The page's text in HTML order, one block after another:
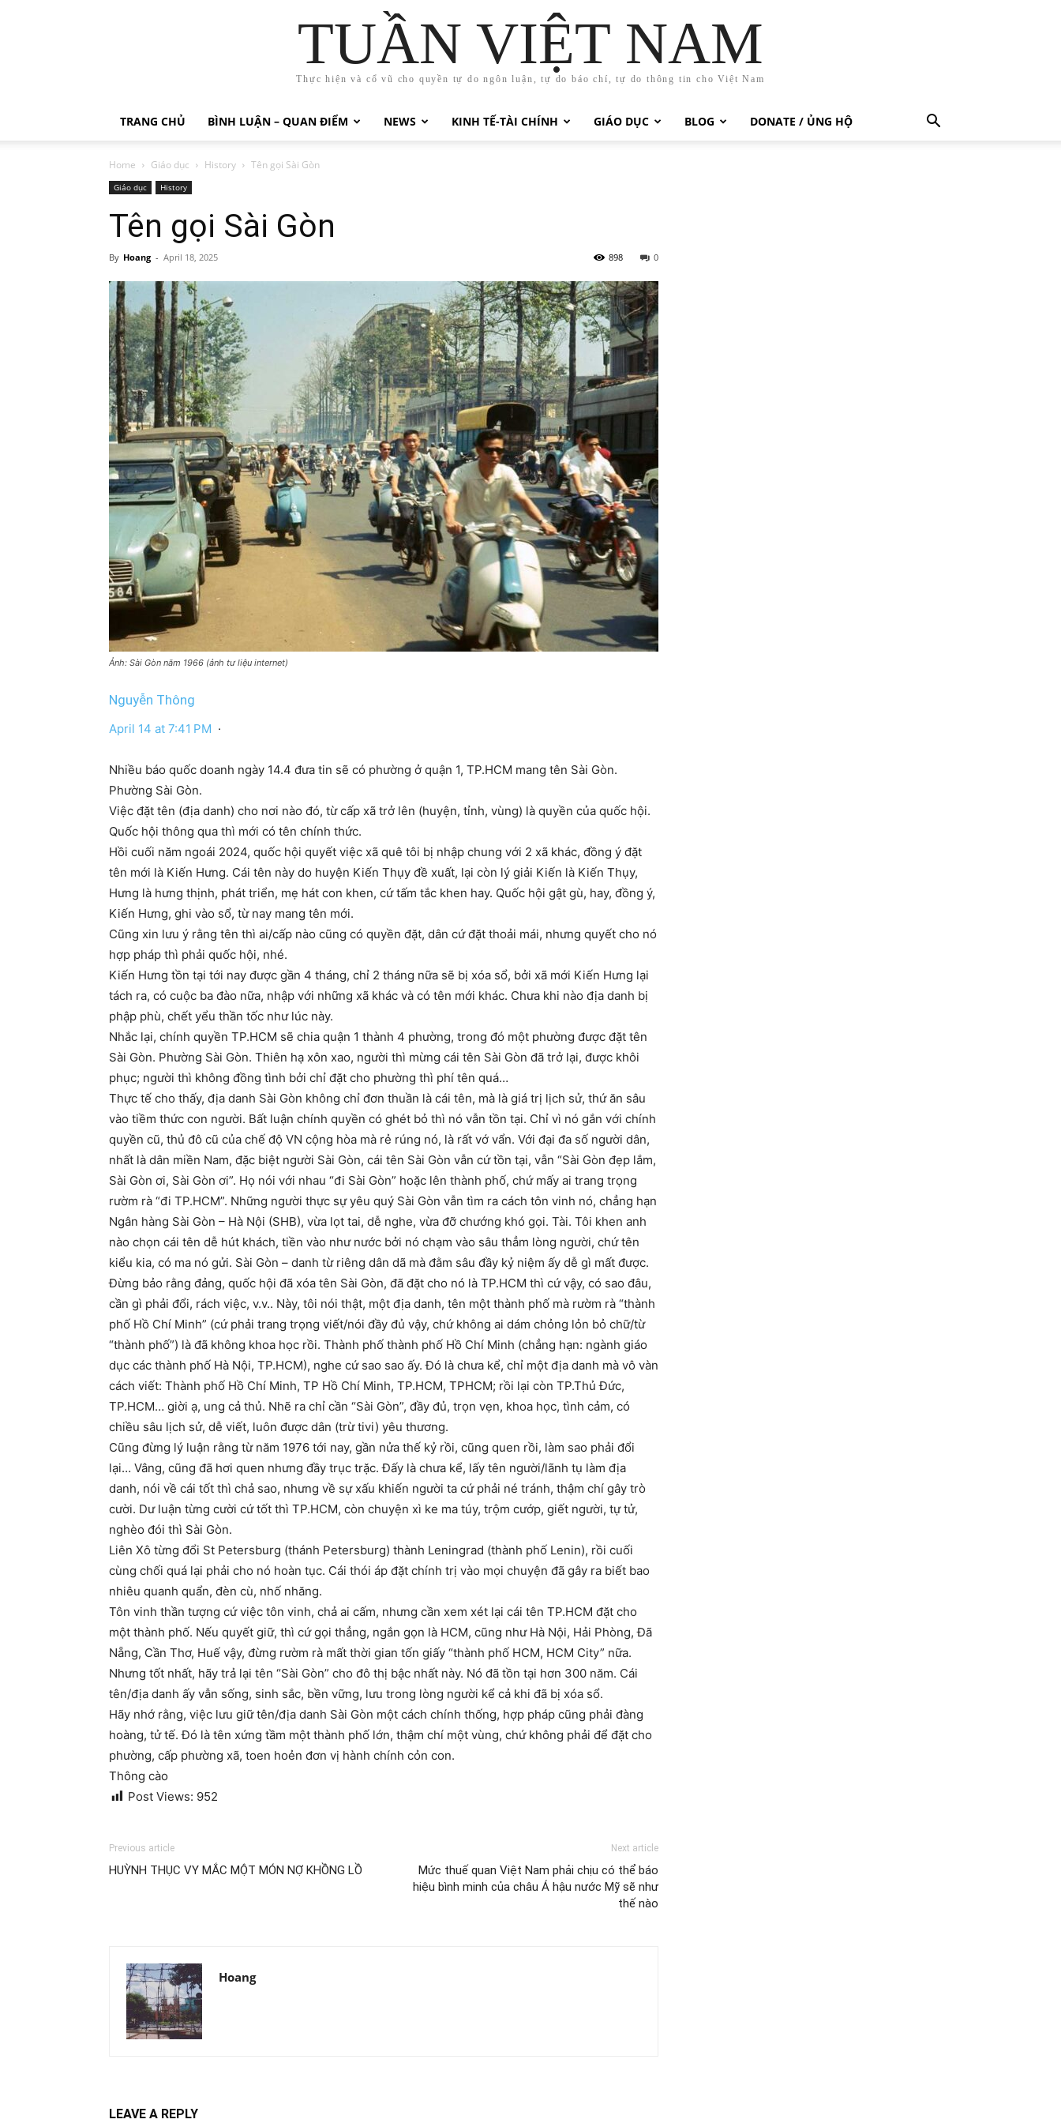
TUẦN VIỆT NAM
Thực hiện và cổ vũ cho quyền tự do ngôn luận, tự do báo chí, tự do thông tin cho Việt Nam
TRANG CHỦ BÌNH LUẬN – QUAN ĐIỂM NEWS KINH TẾ-TÀI CHÍNH GIÁO DỤC BLOG DONATE / ỦNG HỘ
Home Giáo dục History Tên gọi Sài Gòn
Giáo dục History
Tên gọi Sài Gòn
By Hoang - April 18, 2025 0
898
Ảnh: Sài Gòn năm 1966 (ảnh tư liệu internet)
Nguyễn Thông
April 14 at 7:41 PM ·
Nhiều báo quốc doanh ngày 14.4 đưa tin sẽ có phường ở quận 1, TP.HCM mang tên Sài Gòn.
Phường Sài Gòn.
Việc đặt tên (địa danh) cho nơi nào đó, từ cấp xã trở lên (huyện, tỉnh, vùng) là quyền của quốc hội.
Quốc hội thông qua thì mới có tên chính thức.
Hồi cuối năm ngoái 2024, quốc hội quyết việc xã quê tôi bị nhập chung với 2 xã khác, đồng ý đặt
tên mới là Kiến Hưng. Cái tên này do huyện Kiến Thụy đề xuất, lại còn lý giải Kiến là Kiến Thụy,
Hưng là hưng thịnh, phát triển, mẹ hát con khen, cứ tấm tắc khen hay. Quốc hội gật gù, hay, đồng ý,
Kiến Hưng, ghi vào sổ, từ nay mang tên mới.
Cũng xin lưu ý rằng tên thì ai/cấp nào cũng có quyền đặt, dân cứ đặt thoải mái, nhưng quyết cho nó
hợp pháp thì phải quốc hội, nhé.
Kiến Hưng tồn tại tới nay được gần 4 tháng, chỉ 2 tháng nữa sẽ bị xóa sổ, bởi xã mới Kiến Hưng lại
tách ra, có cuộc ba đào nữa, nhập với những xã khác và có tên mới khác. Chưa khi nào địa danh bị
phập phù, chết yểu thần tốc như lúc này.
Nhắc lại, chính quyền TP.HCM sẽ chia quận 1 thành 4 phường, trong đó một phường được đặt tên
Sài Gòn. Phường Sài Gòn. Thiên hạ xôn xao, người thì mừng cái tên Sài Gòn đã trở lại, được khôi
phục; người thì không đồng tình bởi chỉ đặt cho phường thì phí tên quá…
Thực tế cho thấy, địa danh Sài Gòn không chỉ đơn thuần là cái tên, mà là giá trị lịch sử, thứ ăn sâu
vào tiềm thức con người. Bất luận chính quyền có ghét bỏ thì nó vẫn tồn tại. Chỉ vì nó gắn với chính
quyền cũ, thủ đô cũ của chế độ VN cộng hòa mà rẻ rúng nó, là rất vớ vẩn. Với đại đa số người dân,
nhất là dân miền Nam, đặc biệt người Sài Gòn, cái tên Sài Gòn vẫn cứ tồn tại, vẫn “Sài Gòn đẹp lắm,
Sài Gòn ơi, Sài Gòn ơi”. Họ nói với nhau “đi Sài Gòn” hoặc lên thành phố, chứ mấy ai trang trọng
rườm rà “đi TP.HCM”. Những người thực sự yêu quý Sài Gòn vẫn tìm ra cách tôn vinh nó, chẳng hạn
Ngân hàng Sài Gòn – Hà Nội (SHB), vừa lọt tai, dễ nghe, vừa đỡ chướng khó gọi. Tài. Tôi khen anh
nào chọn cái tên dễ hút khách, tiền vào như nước bởi nó chạm vào sâu thẳm lòng người, chứ tên
kiểu kia, có ma nó gửi. Sài Gòn – danh từ riêng dân dã mà đằm sâu đầy kỷ niệm ấy dễ gì mất được.
Đừng bảo rằng đảng, quốc hội đã xóa tên Sài Gòn, đã đặt cho nó là TP.HCM thì cứ vậy, có sao đâu,
cần gì phải đổi, rách việc, v.v.. Này, tôi nói thật, một địa danh, tên một thành phố mà rườm rà “thành
phố Hồ Chí Minh” (cứ phải trang trọng viết/nói đầy đủ vậy, chứ không ai dám chỏng lỏn bỏ chữ/từ
“thành phố”) là đã không khoa học rồi. Thành phố thành phố Hồ Chí Minh (chẳng hạn: ngành giáo
dục các thành phố Hà Nội, TP.HCM), nghe cứ sao sao ấy. Đó là chưa kể, chỉ một địa danh mà vô vàn
cách viết: Thành phố Hồ Chí Minh, TP Hồ Chí Minh, TP.HCM, TPHCM; rồi lại còn TP.Thủ Đức,
TP.HCM… giời ạ, ung cả thủ. Nhẽ ra chỉ cần “Sài Gòn”, đầy đủ, trọn vẹn, khoa học, tình cảm, có
chiều sâu lịch sử, dễ viết, luôn được dân (trừ tivi) yêu thương.
Cũng đừng lý luận rằng từ năm 1976 tới nay, gần nửa thế kỷ rồi, cũng quen rồi, làm sao phải đổi
lại… Vâng, cũng đã hơi quen nhưng đầy trục trặc. Đấy là chưa kể, lấy tên người/lãnh tụ làm địa
danh, nói về cái tốt thì chả sao, nhưng về sự xấu khiến người ta cứ phải né tránh, thậm chí gây trò
cười. Dư luận từng cười cứ tốt thì TP.HCM, còn chuyện xì ke ma túy, trộm cướp, giết người, tự tử,
nghèo đói thì Sài Gòn.
Liên Xô từng đổi St Petersburg (thánh Petersburg) thành Leningrad (thành phố Lenin), rồi cuối
cùng chối quá lại phải cho nó hoàn tục. Cái thói áp đặt chính trị vào mọi chuyện đã gây ra biết bao
nhiêu quanh quẩn, đèn cù, nhố nhăng.
Tôn vinh thần tượng cứ việc tôn vinh, chả ai cấm, nhưng cần xem xét lại cái tên TP.HCM đặt cho
một thành phố. Nếu quyết giữ, thì cứ gọi thẳng, ngắn gọn là HCM, cũng như Hà Nội, Hải Phòng, Đã
Nẵng, Cần Thơ, Huế vậy, đừng rườm rà mất thời gian tốn giấy “thành phố HCM, HCM City” nữa.
Nhưng tốt nhất, hãy trả lại tên “Sài Gòn” cho đô thị bậc nhất này. Nó đã tồn tại hơn 300 năm. Cái
tên/địa danh ấy vẫn sống, sinh sắc, bền vững, lưu trong lòng người kể cả khi đã bị xóa sổ.
Hãy nhớ rằng, việc lưu giữ tên/địa danh Sài Gòn một cách chính thống, hợp pháp cũng phải đàng
hoàng, tử tế. Đó là tên xứng tầm một thành phố lớn, thậm chí một vùng, chứ không phải để đặt cho
phường, cấp phường xã, toen hoẻn đơn vị hành chính cỏn con.
Thông cào
Post Views: 952
Previous article
HUỲNH THỤC VY MẮC MỘT MÓN NỢ KHỒNG LỒ
Next article
Mức thuế quan Việt Nam phải chịu có thể báo
hiệu bình minh của châu Á hậu nước Mỹ sẽ như
thế nào
Hoang
LEAVE A REPLY